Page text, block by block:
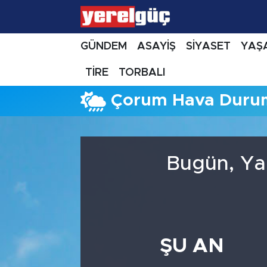
GÜNDEM ASAYİŞ SİYASET
TİRE TORBALI
Çorum Hava
Bugün,
ŞU AN